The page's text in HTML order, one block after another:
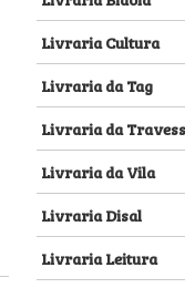
Livraria Cultura
Livraria da Tag
Livraria da
Livraria da Vila
Livraria Disal
Livraria Leitura